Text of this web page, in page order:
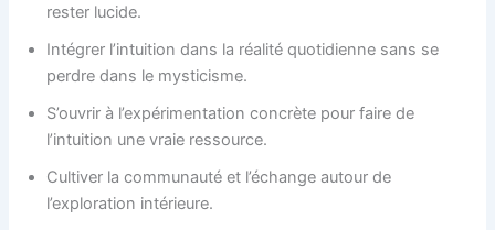
rester lucide.
Intégrer l’intuition dans la réalité quotidienne sans se
perdre dans le mysticisme.
S’ouvrir à l’expérimentation concrète pour faire de
l’intuition une vraie ressource.
Cultiver la communauté et l’échange autour de
l’exploration intérieure.